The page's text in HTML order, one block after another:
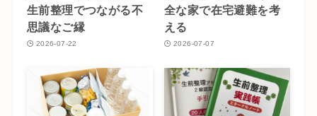
生前整理でつながる不
思議なご縁
2026-07-22
全な家で在宅避難を考
える
2026-07-07